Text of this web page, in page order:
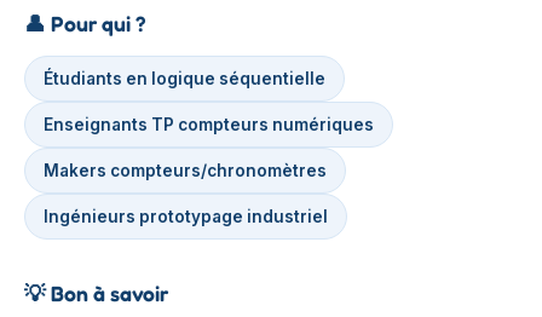
👤 Pour qui ?
Étudiants en logique séquentielle
Enseignants TP compteurs numériques
Makers compteurs/chronomètres
Ingénieurs prototypage industriel
💡Bon à savoir